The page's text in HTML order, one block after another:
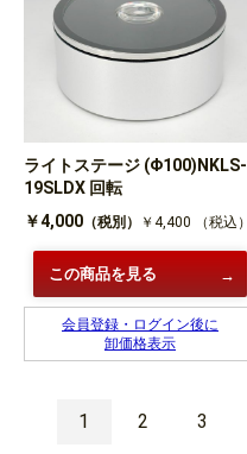
ライトステージ (Φ100)NKLS-
19SLDX 回転
￥4,000 （税別） ￥4,400 （税込）
この商品を見る
会員登録・ログイン後に
卸価格表示
1 2 3